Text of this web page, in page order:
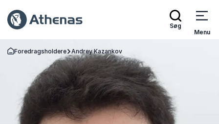
Søg
Menu
Tilbage til forsiden
Foredragsholdere Andrey Kazankov